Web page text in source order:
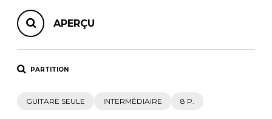
APERÇU
PARTITION
GUITARE SEULE INTERMÉDIAIRE 8 P.